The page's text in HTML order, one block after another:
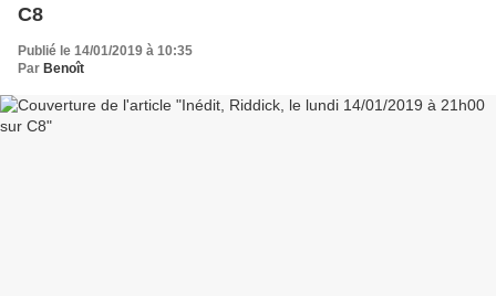
C8
Publié le 14/01/2019 à 10:35
Par Benoît